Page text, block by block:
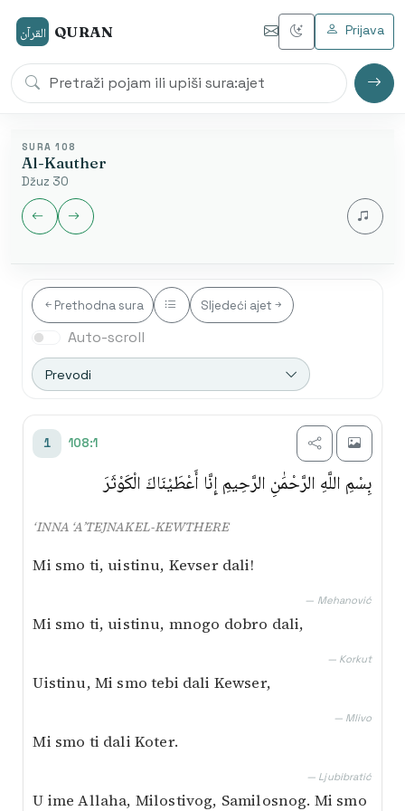
القرآن QURAN Prijava
SURA 108
Al-Kauther
Džuz 30
Jezik audia
Početak od ajeta je dostupan samo u arapskom
modu.
Prethodna sura Sljedeći ajet
Auto-scroll
Prevodi
Besim Korkut
Mustafa Mlivo
AI prijevod
1 108:1
بِسْمِ اللَّهِ الرَّحْمَٰنِ الرَّحِيمِ إِنَّا أَعْطَيْنَاكَ الْكَوْثَرَ
‘INNA ‘A’TEJNAKEL-KEWTHERE
Mi smo ti, uistinu, Kevser dali!
— Mehanović
Mi smo ti, uistinu, mnogo dobro dali,
— Korkut
Uistinu, Mi smo tebi dali Kewser,
— Mlivo
Mi smo ti dali Koter.
— Ljubibratić
U ime Allaha, Milostivog, Samilosnog. Mi smo